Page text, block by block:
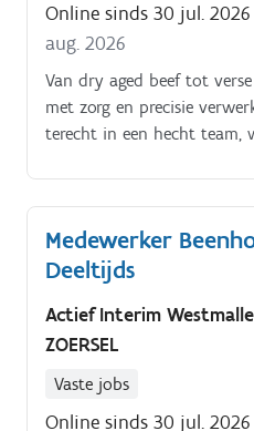
Online sinds 30 jul. 2026
aug. 2026
Van dry aged beef tot
met zorg en precisie
terecht in een hecht team,
Medewerker
Deeltijds
Actief Interim Westmalle
ZOERSEL
Vaste jobs
Online sinds 30 jul. 2026